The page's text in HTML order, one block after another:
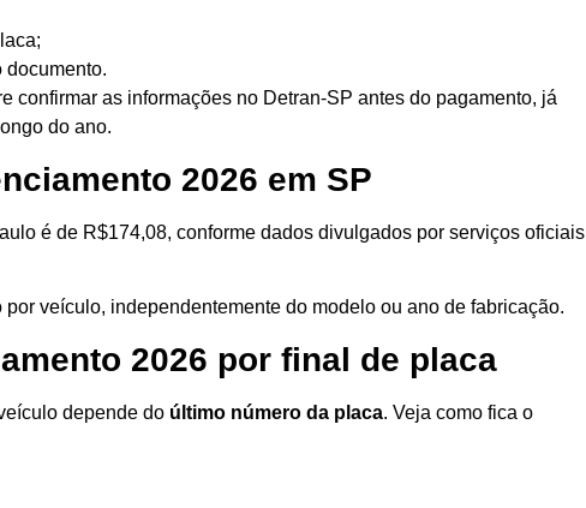
documento.
confirmar as informações no Detran-SP antes do pagamento, já
do ano.
2026 em SP
é de R$174,08, conforme dados divulgados por serviços oficiais
por veículo, independentemente do modelo ou ano de fabricação.
2026 por final de placa
depende do último número da placa. Veja como fica o